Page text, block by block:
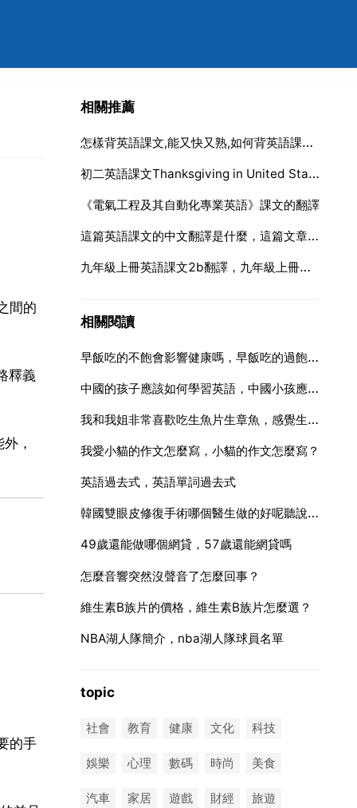
間的
釋義
，
的手
相關推薦
怎樣背英語課文,能又快又熟,如何背英語課文最快
初二英語課文Thanksgiving in United States翻譯
《電氣工程及其自動化專業英語》課文的翻譯
這篇英語課文的中文翻譯是什麼，這篇文章的中文翻譯是什麼？（請英文高手來翻譯，謝謝！）
九年級上冊英語課文2b翻譯，九年級上冊英語課文30頁2b翻譯
相關閱讀
早飯吃的不飽會影響健康嗎，早飯吃的過飽會有什麼壞處
中國的孩子應該如何學習英語，中國小孩應該怎麼學英語
我和我姐非常喜歡吃生魚片生章魚，感覺生的東西吃多了，會不會對胃不好，求解一下
我愛小貓的作文怎麼寫，小貓的作文怎麼寫？
英語過去式，英語單詞過去式
韓國雙眼皮修復手術哪個醫生做的好呢聽說金東賢院長和柳昌佑
49歲還能做哪個網貸，57歲還能網貸嗎
怎麼音響突然沒聲音了怎麼回事？
維生素B族片的價格，維生素B族片怎麼選？
NBA湖人隊簡介，nba湖人隊球員名單
topic
社會 教育 健康 文化 科技
娛樂 心理 數碼 時尚 美食
汽車 家居 遊戲 財經 旅遊